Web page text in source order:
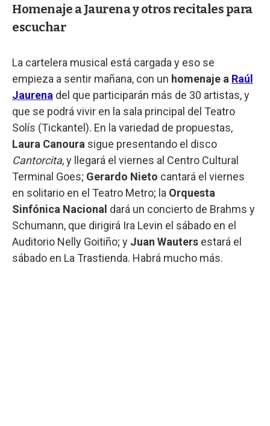
Homenaje a Jaurena y otros recitales para
escuchar
La cartelera musical está cargada y eso se
empieza a sentir mañana, con un homenaje a Raúl
Jaurena del que participarán más de 30 artistas, y
que se podrá vivir en la sala principal del Teatro
Solís (Tickantel). En la variedad de propuestas,
Laura Canoura sigue presentando el disco
Cantorcita, y llegará el viernes al Centro Cultural
Terminal Goes; Gerardo Nieto cantará el viernes
en solitario en el Teatro Metro; la Orquesta
Sinfónica Nacional dará un concierto de Brahms y
Schumann, que dirigirá Ira Levin el sábado en el
Auditorio Nelly Goitiño; y Juan Wauters estará el
sábado en La Trastienda. Habrá mucho más.